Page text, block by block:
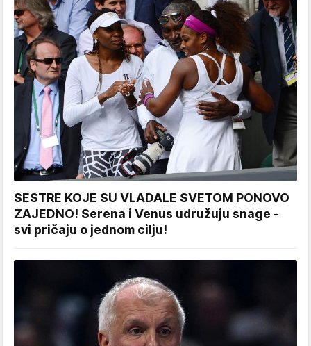
SESTRE KOJE SU VLADALE SVETOM PONOVO
ZAJEDNO! Serena i Venus udružuju snage -
svi pričaju o jednom cilju!